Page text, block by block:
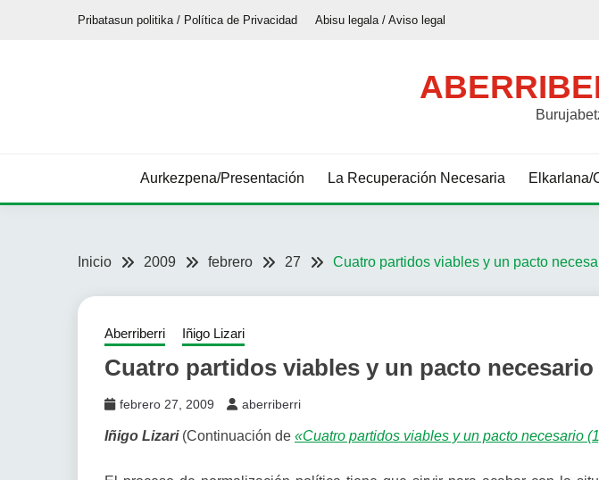
Pribatasun politika / Política de Privacidad Abisu legala / Aviso legal
Aurkezpena/Presentación La Recuperación Necesaria Elkarlana/
Inicio 2009 febrero 27 Cuatro partidos viables y un pacto
Aberriberri Iñigo Lizari
Cuatro partidos viables y un pacto necesario
febrero 27, 2009 aberriberri
Iñigo Lizari(Continuación de «Cuatro partidos viables y un pacto necesario